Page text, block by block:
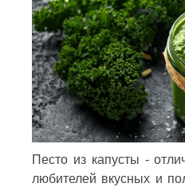
Песто из капусты -
любителей вкусных и